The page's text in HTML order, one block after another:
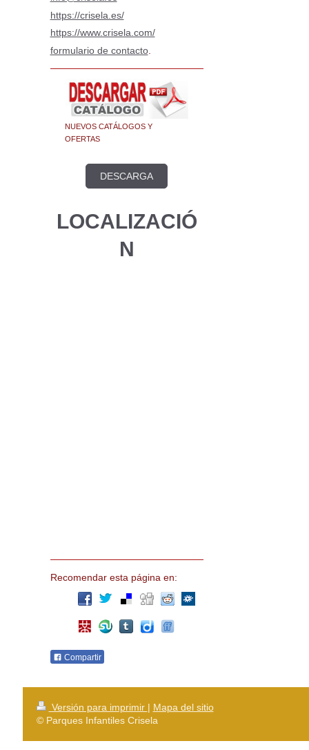
https://crisela.es/
https://www.crisela.com/
formulario de contacto.
NUEVOS CATÁLOGOS Y
OFERTAS
DESCARGA
LOCALIZACIÓ
N
Recomendar esta página en:
Compartir
Versión para imprimir | Mapa del sitio
© Parques Infantiles Crisela